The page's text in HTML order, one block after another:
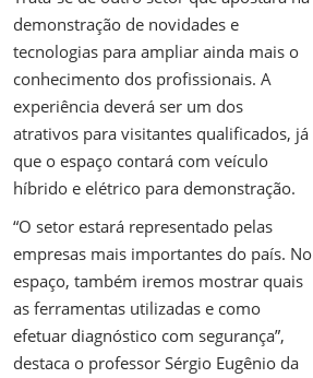
demonstração de novidades e
tecnologias para ampliar ainda mais o
conhecimento dos profissionais. A
experiência deverá ser um dos
atrativos para visitantes qualificados, já
que o espaço contará com veículo
híbrido e elétrico para demonstração.
“O setor estará representado pelas
empresas mais importantes do país. No
espaço, também iremos mostrar quais
as ferramentas utilizadas e como
efetuar diagnóstico com segurança”,
destaca o professor Sérgio Eugênio da